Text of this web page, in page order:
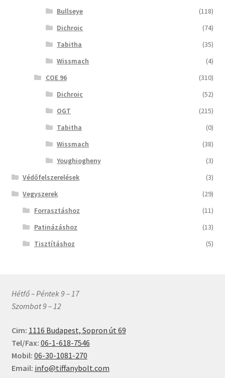
Bullseye
(118)
Dichroic
(74)
Tabitha
(35)
Wissmach
(4)
COE 96
(310)
Dichroic
(52)
OGT
(215)
Tabitha
(0)
Wissmach
(38)
Youghiogheny
(3)
Védőfelszerelések
(3)
Vegyszerek
(29)
Forrasztáshoz
(11)
Patinázáshoz
(13)
Tisztításhoz
(5)
Hétfő – Péntek 9 – 17
Szombat 9 – 12
Cim: 1116 Budapest, Sopron út 69
Tel/Fax: 06-1-618-7546
Mobil: 06-30-1081-270
Email: info@tiffanybolt.com